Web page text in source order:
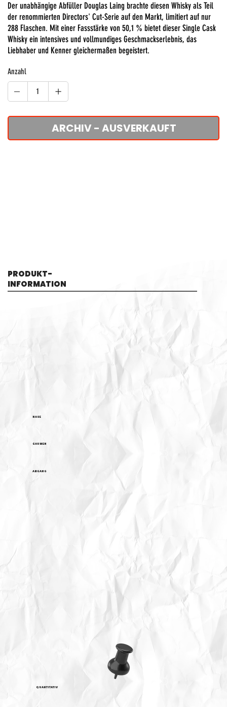
Der unabhängige Abfüller Douglas Laing brachte diesen Whisky als Teil
der renommierten Directors' Cut-Serie auf den Markt, limitiert auf nur
288 Flaschen. Mit einer Fassstärke von 50,1 % bietet dieser Single Cask
Whisky ein intensives und vollmundiges Geschmackserlebnis, das
Liebhaber und Kenner gleichermaßen begeistert.
Anzahl
ARCHIV - AUSVERKAUFT
NASE
GAUMEN
ABGANG
QUANTITATIV
PRODUKT-
INFORMATION